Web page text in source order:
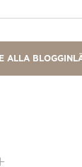
ALLA